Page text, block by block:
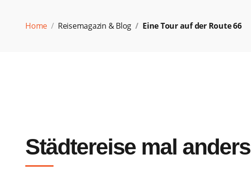
Home Reisemagazin & Blog Eine Tour auf der Route 66
Städtereise mal anders